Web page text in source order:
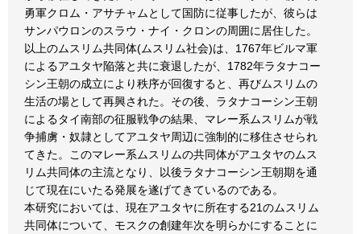
勇軍クロム・アサチャムとして国防に従事したが、彼らは
サンパウロンのスラウ・ナイ・クロンの周囲に居住した。
以上のムスリム共同体(ムスリム社会)は、1767年ビルマ軍
によるアユタヤ陥落と共に衰退したが、1782年ラタナコー
シン王朝の成立により秩序が回復すると、再びムスリムの
生活の場として再興された。その後、ラタナコーシン王朝
によるタイ南部の征服戦争の結果、マレー系ムスリムが戦
争捕虜・奴隷としてアユタヤ周辺に強制的に移住させられ
てきた。このマレー系ムスリムの共同体がアユタヤのムス
リム共同体の主流となり、以後ラタナコーシン王朝期を通
じて現在にいたる発展を遂げてきているのである。
本研究においては、現在アユタヤに所在する21のムスリム
共同体について、モスクの創建年次を明らかにすることに